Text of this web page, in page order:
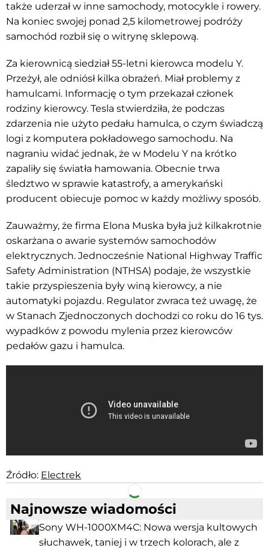
także uderzał w inne samochody, motocykle i rowery.
Na koniec swojej ponad 2,5 kilometrowej podróży
samochód rozbił się o witrynę sklepową.
Za kierownicą siedział 55-letni kierowca modelu Y.
Przeżył, ale odniósł kilka obrażeń. Miał problemy z
hamulcami. Informację o tym przekazał członek
rodziny kierowcy. Tesla stwierdziła, że podczas
zdarzenia nie użyto pedału hamulca, o czym świadczą
logi z komputera pokładowego samochodu. Na
nagraniu widać jednak, że w Modelu Y na krótko
zapaliły się światła hamowania. Obecnie trwa
śledztwo w sprawie katastrofy, a amerykański
producent obiecuje pomoc w każdy możliwy sposób.
Zauważmy, że firma Elona Muska była już kilkakrotnie
oskarżana o awarie systemów samochodów
elektrycznych. Jednocześnie National Highway Traffic
Safety Administration (NTHSA) podaje, że wszystkie
takie przyspieszenia były winą kierowcy, a nie
automatyki pojazdu. Regulator zwraca też uwagę, że
w Stanach Zjednoczonych dochodzi co roku do 16 tys.
wypadków z powodu mylenia przez kierowców
pedałów gazu i hamulca.
Źródło: Electrek
Facebook Telegram
Najnowsze wiadomości
Sony WH-1000XM4C: Nowa wersja kultowych
słuchawek, taniej i w trzech kolorach, ale z